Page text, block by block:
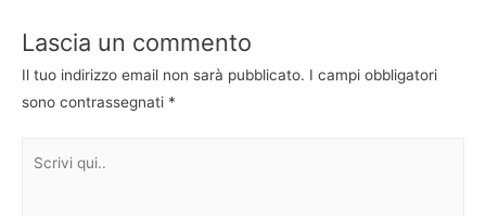
Lascia un commento
Il tuo indirizzo email non sarà pubblicato. I campi obbligatori
sono contrassegnati *